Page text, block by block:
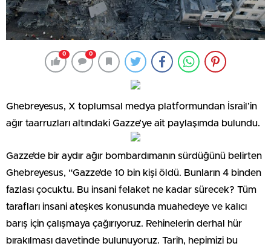
0 0
Ghebreyesus, X toplumsal medya platformundan İsrail’in
ağır taarruzları altındaki Gazze’ye ait paylaşımda bulundu.
Gazze’de bir aydır ağır bombardımanın sürdüğünü belirten
Ghebreyesus, “Gazze’de 10 bin kişi öldü. Bunların 4 binden
fazlası çocuktu. Bu insani felaket ne kadar sürecek? Tüm
tarafları insani ateşkes konusunda muahedeye ve kalıcı
barış için çalışmaya çağırıyoruz. Rehinelerin derhal hür
bırakılması davetinde bulunuyoruz. Tarih, hepimizi bu